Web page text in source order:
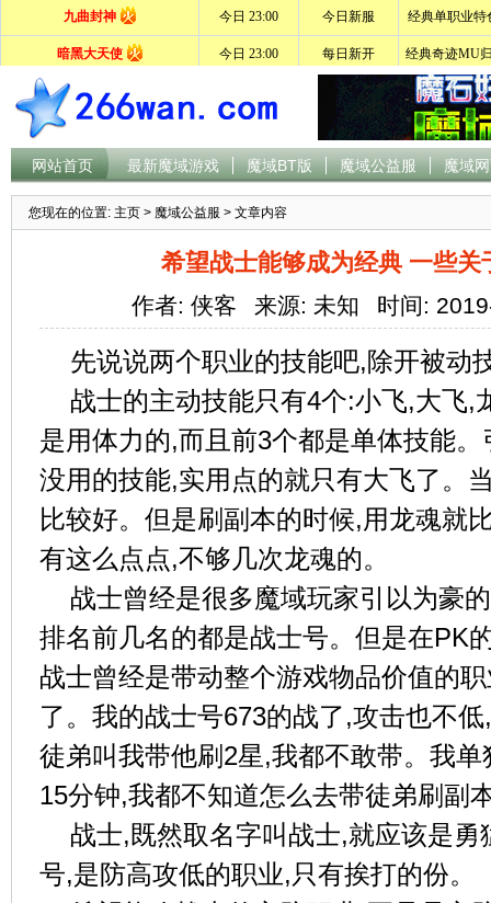
网站首页 最新魔域游戏 魔域BT版 魔域公益服 魔域
您现在的位置: 主页 > 魔域公益服 > 文章内容
希望战士能够成为经典 一些关
作者: 侠客 来源: 未知 时间:
先说说两个职业的技能吧,除开被动
战士的主动技能只有4个:小飞,大飞,
是用体力的,而且前3个都是单体技能
没用的技能,实用点的就只有大飞了。
比较好。但是刷副本的时候,用龙魂就
有这么点点,不够几次龙魂的。
战士曾经是很多魔域玩家引以为豪
排名前几名的都是战士号。但是在PK
战士曾经是带动整个游戏物品价值的
了。我的战士号673的战了,攻击也不
徒弟叫我带他刷2星,我都不敢带。我
15分钟,我都不知道怎么去带徒弟刷副
战士,既然取名字叫战士,就应该是
号,是防高攻低的职业,只有挨打的份。